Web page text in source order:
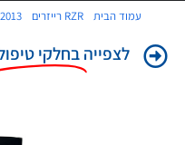
עמוד הבית RZR רייזרים
לצפייהבחלקי